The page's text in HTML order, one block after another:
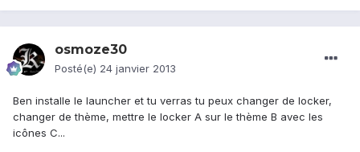
osmoze30
Posté(e) 24 janvier 2013
Ben installe le launcher et tu verras tu peux changer de locker,
changer de thème, mettre le locker A sur le thème B avec les
icônes C...